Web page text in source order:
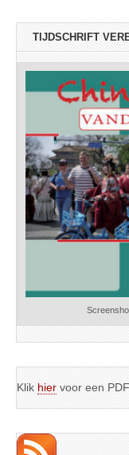
TIJDSCHRIFT
Klik hier voor een